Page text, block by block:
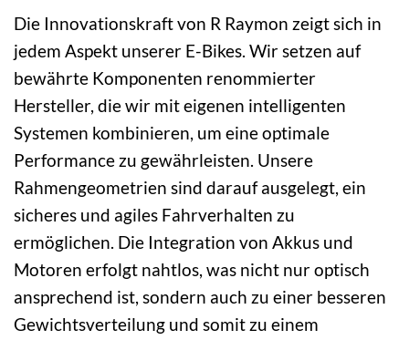
Die Innovationskraft von R Raymon zeigt sich in
jedem Aspekt unserer E-Bikes. Wir setzen auf
bewährte Komponenten renommierter
Hersteller, die wir mit eigenen intelligenten
Systemen kombinieren, um eine optimale
Performance zu gewährleisten. Unsere
Rahmengeometrien sind darauf ausgelegt, ein
sicheres und agiles Fahrverhalten zu
ermöglichen. Die Integration von Akkus und
Motoren erfolgt nahtlos, was nicht nur optisch
ansprechend ist, sondern auch zu einer besseren
Gewichtsverteilung und somit zu einem